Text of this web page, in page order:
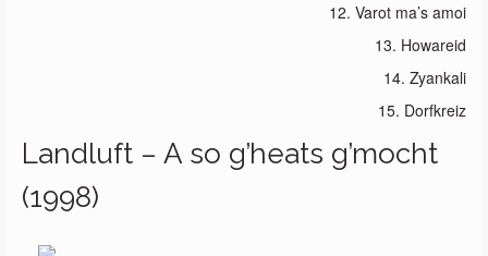
12. Varot ma’s amoi
13. Howareid
14. Zyankali
15. Dorfkreiz
Landluft – A so g’heats g’mocht
(1998)